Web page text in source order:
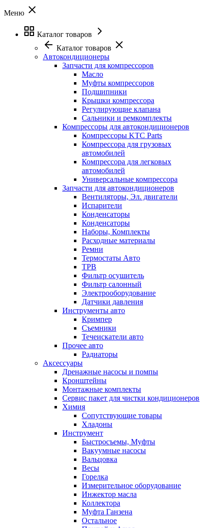
Меню
Каталог товаров
Каталог товаров
Автокондиционеры
Запчасти для компрессоров
Масло
Муфты компрессоров
Подшипники
Крышки компрессора
Регулирующие клапана
Сальники и ремкомплекты
Компрессоры для автокондиционеров
Компрессоры KTC Parts
Компрессора для грузовых
автомобилей
Компрессора для легковых
автомобилей
Универсальные компрессора
Запчасти для автокондиционеров
Вентиляторы, Эл. двигатели
Испарители
Конденсаторы
Конденсаторы
Наборы, Комплекты
Расходные материалы
Ремни
Термостаты Авто
ТРВ
Фильтр осушитель
Фильтр салонный
Электрооборудование
Датчики давления
Инструменты авто
Кримпер
Съемники
Течеискатели авто
Прочее авто
Радиаторы
Аксессуары
Дренажные насосы и помпы
Кронштейны
Монтажные комплекты
Сервис пакет для чистки кондиционеров
Химия
Сопутствующие товары
Хладоны
Инструмент
Быстросъемы, Муфты
Вакуумные насосы
Вальцовка
Весы
Горелка
Измерительное оборудование
Инжектор масла
Коллектора
Муфта Ганзена
Остальное